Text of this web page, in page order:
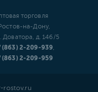
торговля
на-Дону,
Доватора, д. 146/5
(863) 2-209-939,
(863) 2-209-959
rostov.ru